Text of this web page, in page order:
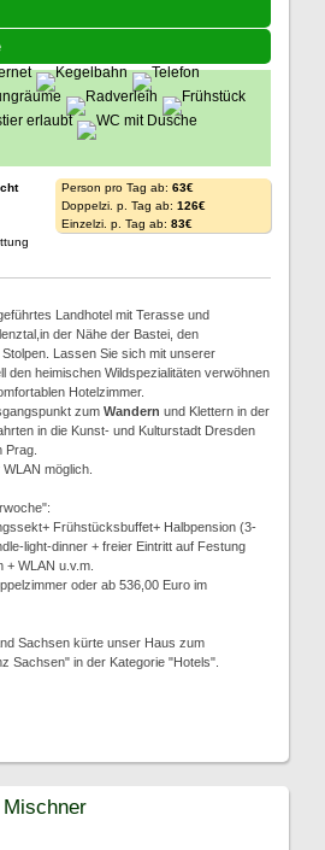
Person pro Tag ab: 63€
Doppelzi. p. Tag ab: 126€
Einzelzi. p. Tag ab: 83€
Landhotel mit Terasse und
der Nähe der Bastei, den
Lassen Sie sich mit unserer
den heimischen Wildspezialitäten verwöhnen
Hotelzimmer.
zum Wandern und Klettern in der
in die Kunst- und Kulturstadt Dresden
Prag.
möglich.
Frühstücksbuffet+ Halbpension (3-
light-dinner + freier Eintritt auf Festung
+ WLAN u.v.m.
oder ab 536,00 Euro im
Sachsen kürte unser Haus zum
Sachsen" in der Kategorie "Hotels".
Mischner